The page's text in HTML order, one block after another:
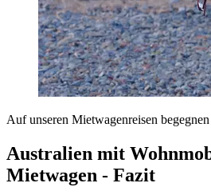
Auf unseren Mietwagenreisen
Australien mit
Mietwagen - Fazit